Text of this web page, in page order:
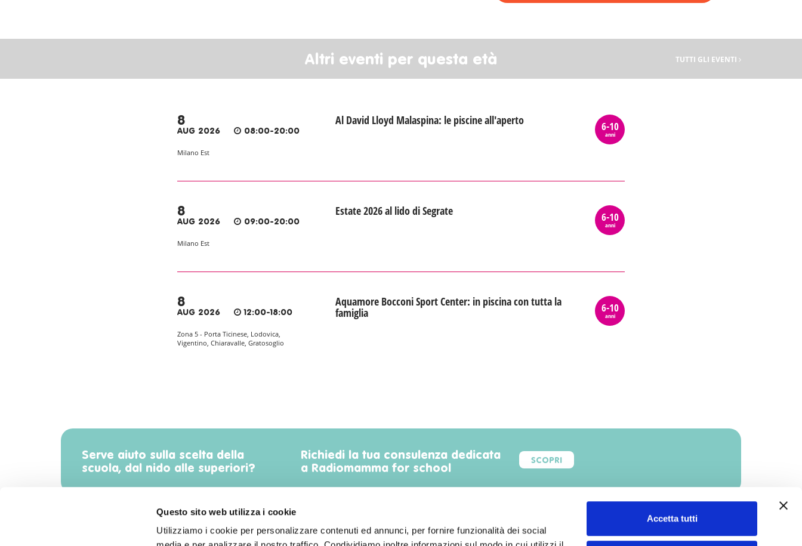
Questo sito web utilizza i cookie
Utilizziamo i cookie per personalizzare contenuti ed annunci, per fornire funzionalità dei social
Accetta tutti
Altri eventi per questa età TUTTI GLI EVENTI
8
AUG 2026 08:00-20:00
Milano Est
Al David Lloyd Malaspina: le piscine all'aperto 6-10
anni
8
AUG 2026 09:00-20:00
Milano Est
Estate 2026 al lido di Segrate 6-10
anni
8
AUG 2026 12:00-18:00
Zona 5 - Porta Ticinese, Lodovica,
Vigentino, Chiaravalle, Gratosoglio
Aquamore Bocconi Sport Center: in piscina con tutta la
famiglia 6-10
anni
Serve aiuto sulla scelta della
scuola, dal nido alle superiori?
Richiedi la tua consulenza dedicata
a Radiomamma for school
SCOPRI
Trova luoghi, servizi, sconti, eventi